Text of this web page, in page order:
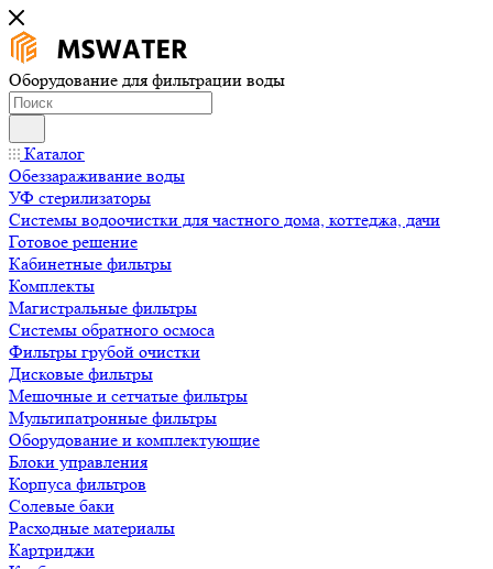
Оборудование для фильтрации воды
Каталог
Обеззараживание воды
УФ стерилизаторы
Системы водоочистки для частного дома, коттеджа, дачи
Готовое решение
Кабинетные фильтры
Комплекты
Магистральные фильтры
Системы обратного осмоса
Фильтры грубой очистки
Дисковые фильтры
Мешочные и сетчатые фильтры
Мультипатронные фильтры
Оборудование и комплектующие
Блоки управления
Корпуса фильтров
Солевые баки
Расходные материалы
Картриджи